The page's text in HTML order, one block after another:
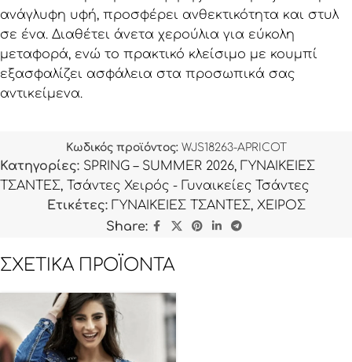
ανάγλυφη υφή, προσφέρει ανθεκτικότητα και στυλ
σε ένα. Διαθέτει άνετα χερούλια για εύκολη
μεταφορά, ενώ το πρακτικό κλείσιμο με κουμπί
εξασφαλίζει ασφάλεια στα προσωπικά σας
αντικείμενα.
Κωδικός προϊόντος: WJS18263-APRICOT
Κατηγορίες: SPRING – SUMMER 2026, ΓΥΝΑΙΚΕΙΕΣ
ΤΣΑΝΤΕΣ, Τσάντες Χειρός - Γυναικείες Τσάντες
Ετικέτες: ΓΥΝΑΙΚΕΙΕΣ ΤΣΑΝΤΕΣ, ΧΕΙΡΟΣ
Share:
ΣΧΕΤΙΚΆ ΠΡΟΪΌΝΤΑ